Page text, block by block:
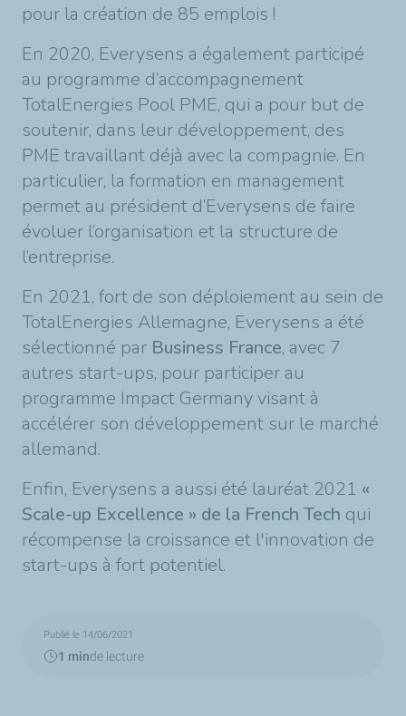
pour la création de 85 emplois !
En 2020, Everysens a également participé
au programme d’accompagnement
TotalEnergies Pool PME, qui a pour but de
soutenir, dans leur développement, des
PME travaillant déjà avec la compagnie. En
particulier, la formation en management
permet au président d’Everysens de faire
évoluer l’organisation et la structure de
l’entreprise.
En 2021, fort de son déploiement au sein de
TotalEnergies Allemagne, Everysens a été
sélectionné par Business France, avec 7
autres start-ups, pour participer au
programme Impact Germany visant à
accélérer son développement sur le marché
allemand.
Enfin, Everysens a aussi été lauréat 2021 «
Scale-up Excellence » de la French Tech qui
récompense la croissance et l'innovation de
start-ups à fort potentiel.
Publié le 14/06/2021
1 minde lecture